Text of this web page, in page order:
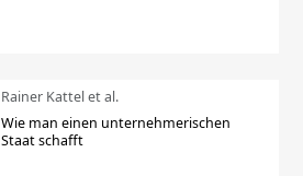
Rainer Kattel et al.
Wie man einen unternehmerischen
Staat schafft